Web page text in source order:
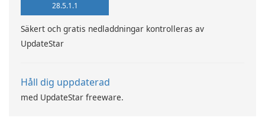
28.5.1.1
Säkert och gratis nedladdningar kontrolleras av
UpdateStar
Håll dig uppdaterad
med UpdateStar freeware.